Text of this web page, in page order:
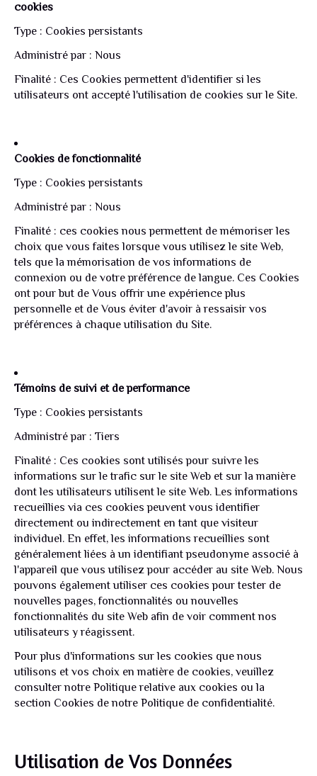
cookies
Type : Cookies persistants
Administré par : Nous
Finalité : Ces Cookies permettent d'identifier si les
utilisateurs ont accepté l'utilisation de cookies sur le Site.
Cookies de fonctionnalité
Type : Cookies persistants
Administré par : Nous
Finalité : ces cookies nous permettent de mémoriser les
choix que vous faites lorsque vous utilisez le site Web,
tels que la mémorisation de vos informations de
connexion ou de votre préférence de langue. Ces Cookies
ont pour but de Vous offrir une expérience plus
personnelle et de Vous éviter d'avoir à ressaisir vos
préférences à chaque utilisation du Site.
Témoins de suivi et de performance
Type : Cookies persistants
Administré par : Tiers
Finalité : Ces cookies sont utilisés pour suivre les
informations sur le trafic sur le site Web et sur la manière
dont les utilisateurs utilisent le site Web. Les informations
recueillies via ces cookies peuvent vous identifier
directement ou indirectement en tant que visiteur
individuel. En effet, les informations recueillies sont
généralement liées à un identifiant pseudonyme associé à
l'appareil que vous utilisez pour accéder au site Web. Nous
pouvons également utiliser ces cookies pour tester de
nouvelles pages, fonctionnalités ou nouvelles
fonctionnalités du site Web afin de voir comment nos
utilisateurs y réagissent.
Pour plus d'informations sur les cookies que nous
utilisons et vos choix en matière de cookies, veuillez
consulter notre Politique relative aux cookies ou la
section Cookies de notre Politique de confidentialité.
Utilisation de Vos Données